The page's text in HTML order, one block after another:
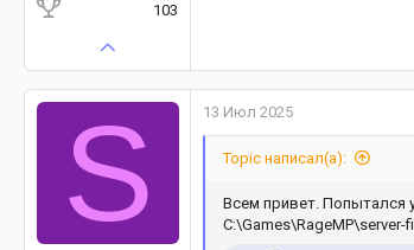
103
S 13 Июл 2025
Topic написал(а):
Всем привет. Попытался